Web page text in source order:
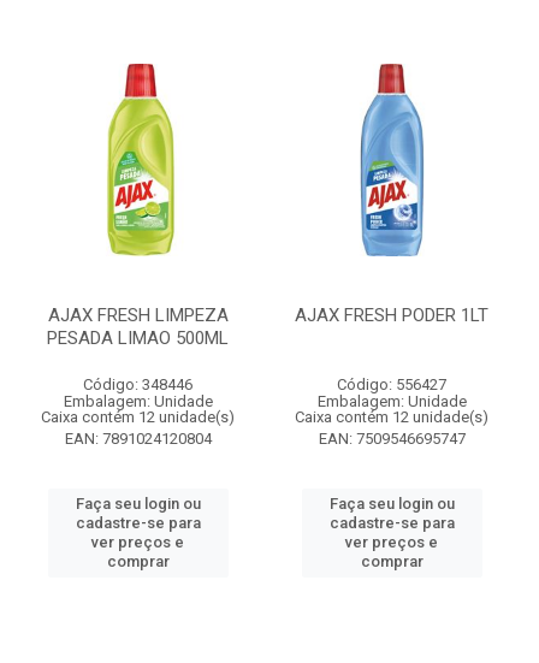
AJAX FRESH LIMPEZA
PESADA LIMAO 500ML
Código: 348446
Embalagem: Unidade
Caixa contém 12 unidade(s)
EAN: 7891024120804
Faça seu login ou
cadastre-se para
ver preços e
comprar
AJAX FRESH PODER 1LT
Código: 556427
Embalagem: Unidade
Caixa contém 12 unidade(s)
EAN: 7509546695747
Faça seu login ou
cadastre-se para
ver preços e
comprar